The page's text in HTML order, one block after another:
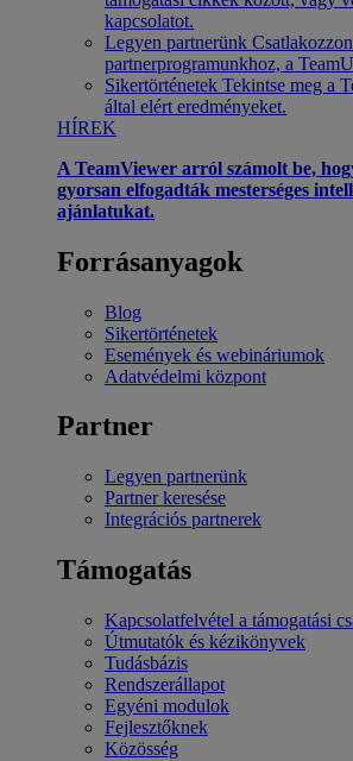
kapcsolatot.
Legyen partnerünk
partnerprogramunkhoz, a
Sikertörténetek Tekintse meg a
által elért eredményeket.
HÍREK
A TeamViewer arról számolt be,
gyorsan elfogadták mesterséges
ajánlatukat.
Forrásanyagok
Blog
Sikertörténetek
Események és webináriumok
Adatvédelmi központ
Partner
Legyen partnerünk
Partner keresése
Integrációs partnerek
Támogatás
Kapcsolatfelvétel a támogatási
Útmutatók és kézikönyvek
Tudásbázis
Rendszerállapot
Egyéni modulok
Fejlesztőknek
Közösség